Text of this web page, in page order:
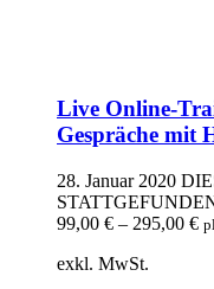
Live Online-
Gespräche mit
28. Januar 2020
99,00 € – 295,00 €
exkl. MwSt.